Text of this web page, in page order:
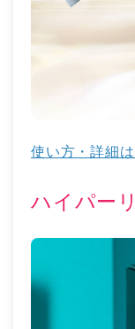
使い方・詳細
ハイパー